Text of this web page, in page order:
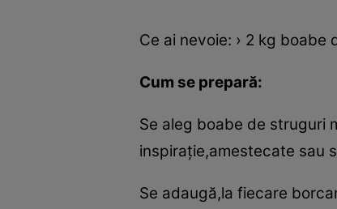
Ce ai nevoie: › 2 kg boabe
Cum se prepară:
Se aleg boabe de struguri
inspiraţie,amestecate sau
Se adaugă,la fiecare